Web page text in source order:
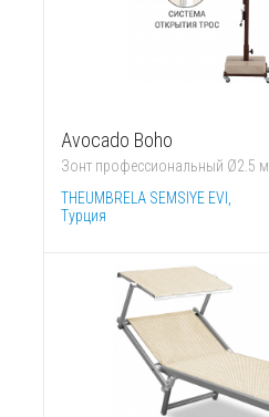
Avocado Boho
Зонт профессиональный Ø2.5 м
THEUMBRELA SEMSIYE EVI,
Турция